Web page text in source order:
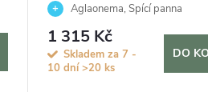
Aglaonema, Spící panna
1 315 Kč
Skladem za 7 -
10 dní>20 ks
DO